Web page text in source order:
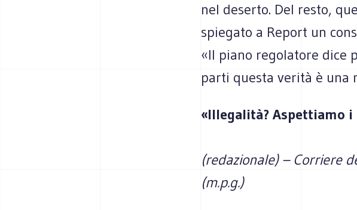
nel deserto. Del resto,
spiegato a Report un
«Il piano regolatore dice
parti questa verità è una
«Illegalità? Aspettiamo
(redazionale) – Corriere
(m.p.g.)